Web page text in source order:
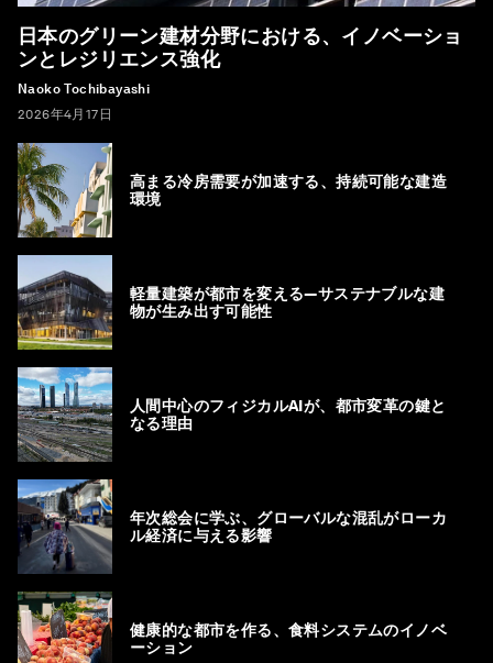
日本のグリーン建材分野における、イノベーショ
ンとレジリエンス強化
Naoko Tochibayashi
2026年4月17日
高まる冷房需要が加速する、持続可能な建造
環境
軽量建築が都市を変える―サステナブルな建
物が生み出す可能性
人間中心のフィジカルAIが、都市変革の鍵と
なる理由
年次総会に学ぶ、グローバルな混乱がローカ
ル経済に与える影響
健康的な都市を作る、食料システムのイノベ
ーション